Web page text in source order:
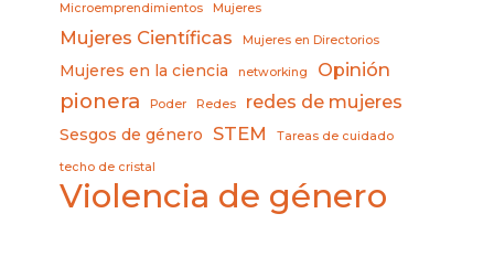
Microemprendimientos Mujeres
Mujeres Científicas Mujeres en Directorios
Mujeres en la ciencia networking Opinión
pionera Poder Redes redes de mujeres
Sesgos de género STEM Tareas de cuidado
techo de cristal
Violencia de género